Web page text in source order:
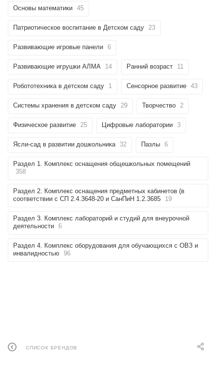
Основы математики 45
Патриотическое воспитание в Детском саду 23
Развивающие игровые панели 6
Развивающие игрушки АЛМА 14 Ранний возраст 11
Робототехника в детском саду 1 Сенсорное развитие 43
Системы хранения в детском саду 29 Творчество 2
Физическое развитие 25 Цифровые лаборатории 3
Ясли-сад в развитии дошкольника 32 Пазлы 6
Раздел 1. Комплекс оснащения общешкольных помещений
358
Раздел 2. Комплекс оснащения предметных кабинетов (в
соответствии с СП 2.4.3648-20 и СанПиН 1.2.3685
19
Раздел 3. Комплекс лабораторий и студий для внеурочной
деятельности 6
Раздел 4. Комплекс оборудования для обучающихся с ОВЗ и
инвалидностью 96
СПИСОК БРЕНДОВ